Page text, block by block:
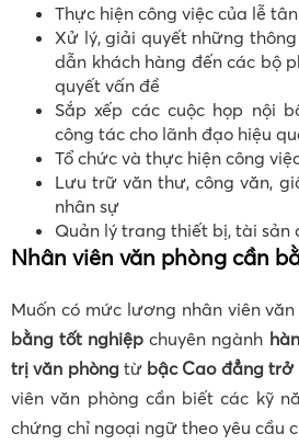
Thực hiện công việc của lễ
Xử lý, giải quyết những
dẫn khách hàng đến các bộ
quyết vấn đề
Sắp xếp các cuộc họp nội
công tác cho lãnh đạo hiệu
Tổ chức và thực hiện công
Lưu trữ văn thư, công văn,
nhân sự
Quản lý trang thiết bị, tài sản
Nhân viên văn phòng cần
Muốn có mức lương nhân viên
bằng tốt nghiệp chuyên ngành
trị văn phòngtừ bậc Cao đẳng trở
viên văn phòng cần biết các kỹ
chứng chỉ ngoại ngữ theo yêu cầu